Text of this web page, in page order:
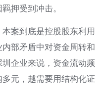
押受到冲击。
案到底是控股股东利用
部矛盾中对资金周转和
企业来说，资金流动频
元，越需要用结构化证